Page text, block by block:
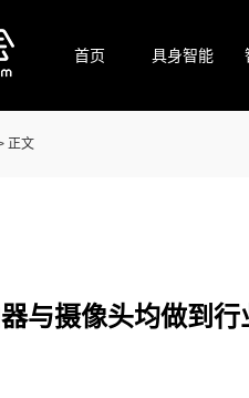
首页 具身智能
正文
与摄像头均做到行